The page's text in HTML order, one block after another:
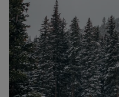
FORMAZIONE
NEWS